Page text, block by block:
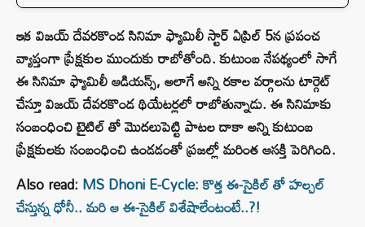
ఇక విజయ్ దేవరకొండ సినిమా ఫ్యామిలీ స్టార్ ఏప్రిల్ 5న ప్రపంచ
వ్యాప్తంగా ప్రేక్షకుల ముందుకు రాబోతోంది. కుటుంబ నేపథ్యంలో సాగే
ఈ సినిమా ఫ్యామిలీ ఆడియన్స్, అలాగే అన్ని రకాల వర్గాలను టార్గెట్
చేస్తూ విజయ్ దేవరకొండ థియేటర్లలో రాబోతున్నాడు. ఈ సినిమాకు
సంబంధించి టైటిల్ తో మొదలుపెట్టి పాటల దాకా అన్ని కుటుంబ
ప్రేక్షకులకు సంబంధించి ఉండడంతో ప్రజల్లో మరింత ఆసక్తి పెరిగింది.
Also read: MS Dhoni E-Cycle: కొత్త ఈ-సైకిల్​ తో హల్చల్
చేస్తున్న ధోనీ.. మరి ఆ ఈ-సైకిల్ విశేషాలేంటంటే..?!